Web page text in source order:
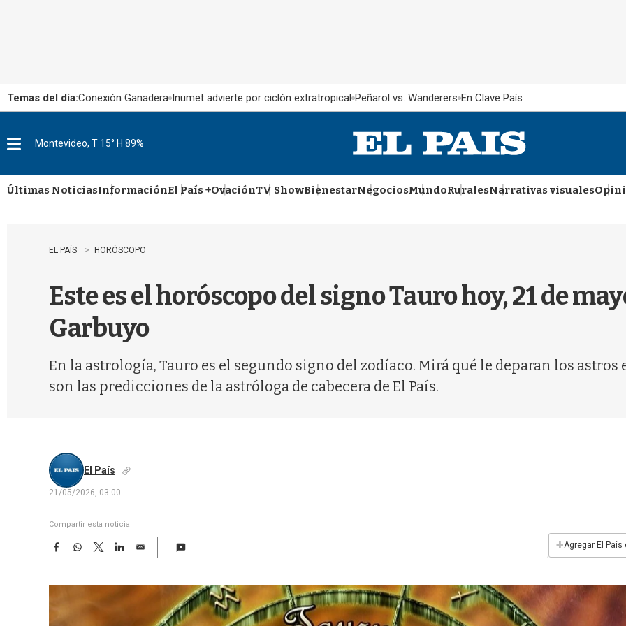
Temas del día:Conexión Ganadera Inumet advierte por ciclón extratropical Peñarol vs. Wanderers En Clave País
u
Montevideo, T 15° H 89%
Últimas NoticiasInformaciónEl País +OvaciónTV ShowBienestarNegociosMundoRuralesNarrativas visuales
EL PAÍS HORÓSCOPO
Este es el horóscopo del signo Tauro hoy, 21 de
Garbuyo
En la astrología, Tauro es el segundo signo del zodíaco. Mirá qué le deparan los astros
son las predicciones de la astróloga de cabecera de El País.
El País
21/05/2026, 03:00
Compartir esta noticia
F
e
W
t
T
w
t
L
k
e
E
i
+Agregar El País